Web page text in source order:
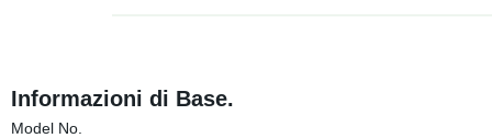
Informazioni di Base.
Model No.